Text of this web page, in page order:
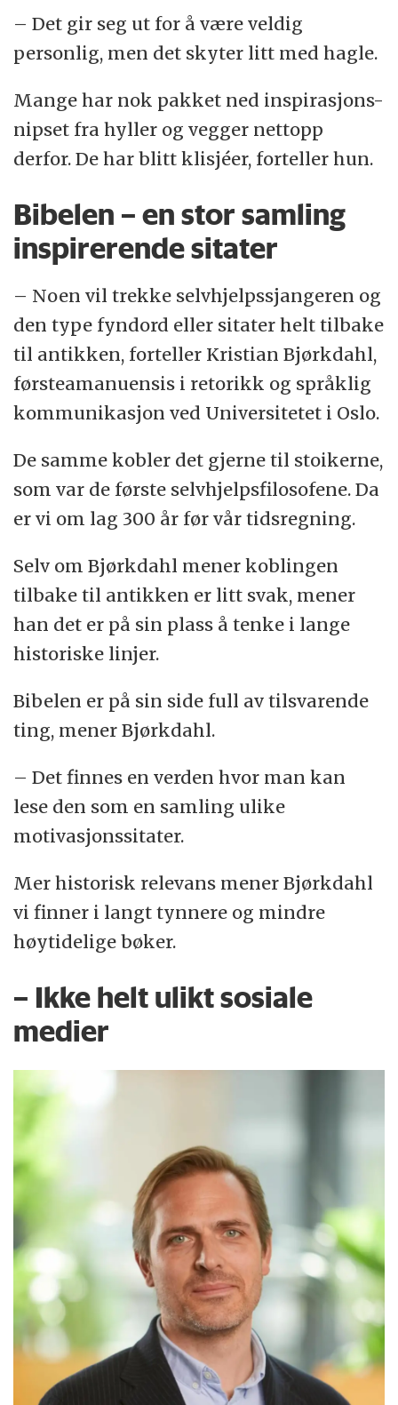
– Det gir seg ut for å være veldig
personlig, men det skyter litt med hagle.
Mange har nok pakket ned inspirasjons-
nipset fra hyller og vegger nettopp
derfor. De har blitt klisjéer, forteller hun.
Bibelen – en stor samling
inspirerende sitater
– Noen vil trekke selvhjelpssjangeren og
den type fyndord eller sitater helt tilbake
til antikken, forteller Kristian Bjørkdahl,
førsteamanuensis i retorikk og språklig
kommunikasjon ved Universitetet i Oslo.
De samme kobler det gjerne til stoikerne,
som var de første selvhjelpsfilosofene. Da
er vi om lag 300 år før vår tidsregning.
Selv om Bjørkdahl mener koblingen
tilbake til antikken er litt svak, mener
han det er på sin plass å tenke i lange
historiske linjer.
Bibelen er på sin side full av tilsvarende
ting, mener Bjørkdahl.
– Det finnes en verden hvor man kan
lese den som en samling ulike
motivasjonssitater.
Mer historisk relevans mener Bjørkdahl
vi finner i langt tynnere og mindre
høytidelige bøker.
– Ikke helt ulikt sosiale
medier